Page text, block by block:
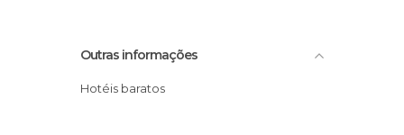
Outras informações
Hotéis baratos